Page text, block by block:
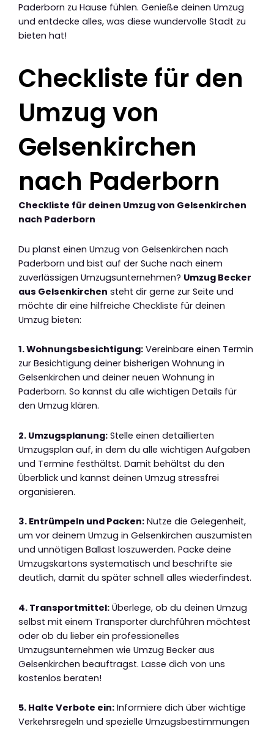
Paderborn zu Hause fühlen. Genieße deinen Umzug
und entdecke alles, was diese wundervolle Stadt zu
bieten hat!
Checkliste für den
Umzug von
Gelsenkirchen
nach Paderborn
Checkliste für deinen Umzug von Gelsenkirchen
nach Paderborn
Du planst einen Umzug von Gelsenkirchen nach
Paderborn und bist auf der Suche nach einem
zuverlässigen Umzugsunternehmen? Umzug Becker
aus Gelsenkirchen steht dir gerne zur Seite und
möchte dir eine hilfreiche Checkliste für deinen
Umzug bieten:
1. Wohnungsbesichtigung: Vereinbare einen Termin
zur Besichtigung deiner bisherigen Wohnung in
Gelsenkirchen und deiner neuen Wohnung in
Paderborn. So kannst du alle wichtigen Details für
den Umzug klären.
2. Umzugsplanung: Stelle einen detaillierten
Umzugsplan auf, in dem du alle wichtigen Aufgaben
und Termine festhältst. Damit behältst du den
Überblick und kannst deinen Umzug stressfrei
organisieren.
3. Entrümpeln und Packen: Nutze die Gelegenheit,
um vor deinem Umzug in Gelsenkirchen auszumisten
und unnötigen Ballast loszuwerden. Packe deine
Umzugskartons systematisch und beschrifte sie
deutlich, damit du später schnell alles wiederfindest.
4. Transportmittel: Überlege, ob du deinen Umzug
selbst mit einem Transporter durchführen möchtest
oder ob du lieber ein professionelles
Umzugsunternehmen wie Umzug Becker aus
Gelsenkirchen beauftragst. Lasse dich von uns
kostenlos beraten!
5. Halte Verbote ein: Informiere dich über wichtige
Verkehrsregeln und spezielle Umzugsbestimmungen